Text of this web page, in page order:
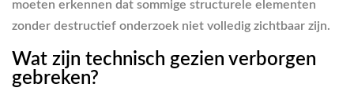
moeten erkennen dat sommige structurele elementen
zonder destructief onderzoek niet volledig zichtbaar zijn.
Wat zijn technisch gezien verborgen
gebreken?